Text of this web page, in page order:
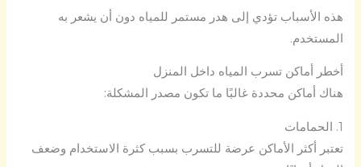
هذه الأسباب تؤدي إلى هدر مستمر للمياه دون أن يشعر به
المستخدم.
أخطر أماكن تسرب المياه داخل المنزل
هناك أماكن محددة غالبًا ما تكون مصدر المشكلة:
1. الحمامات
تعتبر أكثر الأماكن عرضة للتسرب بسبب كثرة الاستخدام وضعف